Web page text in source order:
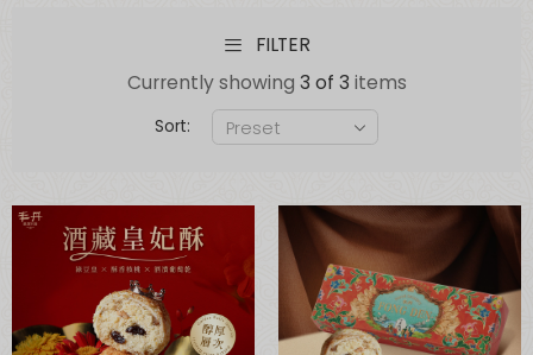
FILTER
Currently showing 3 of 3 items
Sort: